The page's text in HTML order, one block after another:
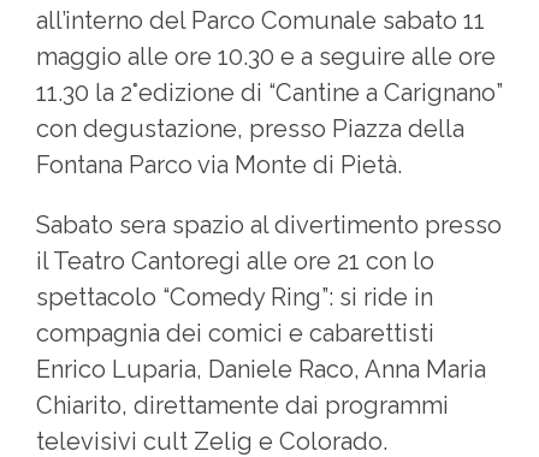
all’interno del Parco Comunale sabato 11
maggio alle ore 10.30 e a seguire alle ore
11.30 la 2°edizione di “Cantine a Carignano”
con degustazione, presso Piazza della
Fontana Parco via Monte di Pietà.
Sabato sera spazio al divertimento presso
il Teatro Cantoregi alle ore 21 con lo
spettacolo “Comedy Ring”: si ride in
compagnia dei comici e cabarettisti
Enrico Luparia, Daniele Raco, Anna Maria
Chiarito, direttamente dai programmi
televisivi cult Zelig e Colorado.